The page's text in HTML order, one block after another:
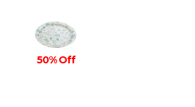
50% Off